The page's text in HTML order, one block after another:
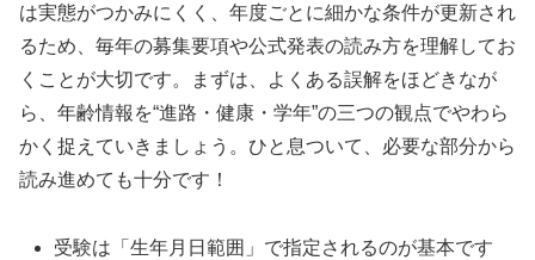
は実態がつかみにくく、年度ごとに細かな条件が更新され
るため、毎年の募集要項や公式発表の読み方を理解してお
くことが大切です。まずは、よくある誤解をほどきなが
ら、年齢情報を“進路・健康・学年”の三つの観点でやわら
かく捉えていきましょう。ひと息ついて、必要な部分から
読み進めても十分です！
受験は「生年月日範囲」で指定されるのが基本です